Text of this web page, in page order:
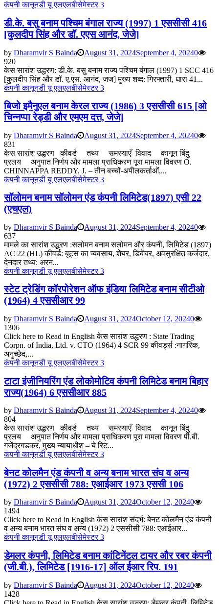
कंपनी कानूनडी यू एलएलबीसेमेस्टर 3
डी.के. बसु बनाम पश्चिम बंगाल राज्य (1997) 1 एससीसी 416
[कुलदीप सिंह और डॉ. एएस आनंद, जेजे]
by Dharamvir S Bainda August 31, 2024September 4, 20240
920
केस सारांश उद्धरण: डी.के. बसु बनाम राज्य पश्चिम बंगाल (1997) 1 SCC 416
[कुलदीप सिंह और डॉ. ए.एस. आनंद, जज] मुख्य शब्द: गिरफ्तारी, धारा 41...
कंपनी कानूनडी यू एलएलबीसेमेस्टर 3
बिजो इमैनुएल बनाम केरल राज्य (1986) 3 एससीसी 615 [ओ
चिन्नप्पा रेड्डी और एमएम दत्त, जेजे]
by Dharamvir S Bainda August 31, 2024September 4, 20240
831
केस सारांश उद्धरण कीवर्ड तथ्य समस्याएँ विवाद कानून बिंदु
प्रलय अनुपात निर्णय और मामला प्राधिकरण पूरा मामला विवरण O.
CHINNAPPA REDDY, J. – तीन बच्चों-अपीलकर्ताओं,...
कंपनी कानूनडी यू एलएलबीसेमेस्टर 3
सॉलोमन बनाम सॉलोमन एंड कंपनी लिमिटेड(1897) एसी 22
(एचएल)
by Dharamvir S Bainda August 31, 2024September 4, 20240
637
मामले का सारांश उद्धरण :सलोमन बनाम सलोमन और कंपनी, लिमिटेड (1897)
AC 22 (HL) कीवर्ड: बूट्स का व्यवसाय, शेयर, डिबेंचर, अवसुरक्षित कर्जदार,
देनदार तथ्य: अरन...
कंपनी कानूनडी यू एलएलबीसेमेस्टर 3
स्टेट ट्रेडिंग कॉरपोरेशन ऑफ इंडिया लिमिटेड बनाम सीटीओ
(1964) 4 एससीआर 99
by Dharamvir S Bainda August 31, 2024October 12, 20240
1306
Click here to Read in English केस सारांश उद्धरण : State Trading
Corpn. of India, Ltd. v. CTO (1964) 4 SCR 99 कीवर्ड्स :नागरिक,
अनुच्छेद,...
कंपनी कानूनडी यू एलएलबीसेमेस्टर 3
टाटा इंजीनियरिंग एंड लोकोमोटिव कंपनी लिमिटेड बनाम बिहार
राज्य(1964) 6 एससीआर 885
by Dharamvir S Bainda August 31, 2024September 4, 20240
804
केस सारांश उद्धरण कीवर्ड तथ्य समस्याएँ विवाद कानून बिंदु
प्रलय अनुपात निर्णय और मामला प्राधिकरण पूरा मामला विवरण पी.बी.
गजेंद्रगडकर, मुख्य न्यायाधीश – ये रिट...
कंपनी कानूनडी यू एलएलबीसेमेस्टर 3
बेनट कोलमैन एंड कंपनी व अन्य बनाम भारत संघ व अन्य
(1972) 2 एससीसी 788: एआईआर 1973 एससी 106
by Dharamvir S Bainda August 31, 2024October 12, 20240
1494
Click here to Read in English केस सारांश संदर्भ: बेनट कोलमैन एंड कंपनी
व अन्य बनाम भारत संघ व अन्य (1972) 2 एससीसी 788: एआईआर...
कंपनी कानूनडी यू एलएलबीसेमेस्टर 3
डेमलर कंपनी, लिमिटेड बनाम कांटिनेंटल टायर और रबर कंपनी
(जी.बी.), लिमिटेड [1916-17] ऑल ईआर रिप. 191
by Dharamvir S Bainda August 31, 2024October 12, 20240
1428